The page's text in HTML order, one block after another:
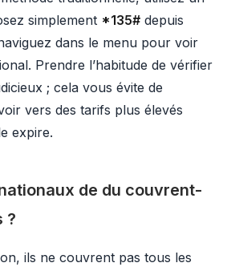
simplement *135# depuis
dans le menu pour voir
Prendre l’habitude de vérifier
; cela vous évite de
vers des tarifs plus élevés
expire.
de du couvrent-
?
ils ne couvrent pas tous les